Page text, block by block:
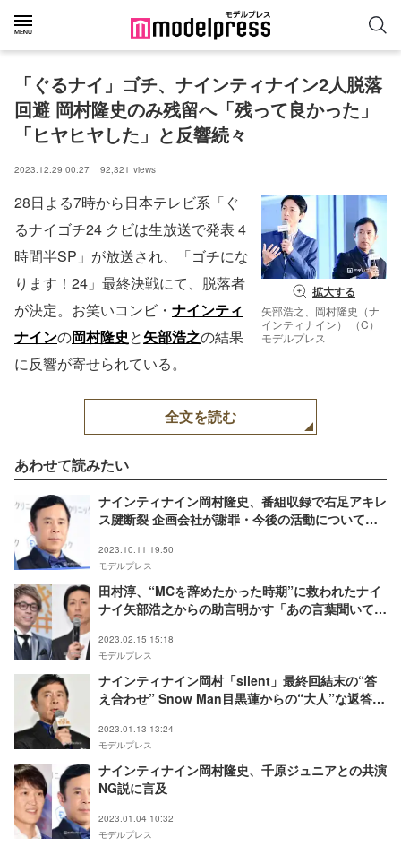
「ぐるナイ」ゴチ、ナインティナイン2人脱落
回避 岡村隆史のみ残留へ「残って良かった」
「ヒヤヒヤした」と反響続々
2023.12.29 00:27 92,321 views
拡大する
矢部浩之、岡村隆史（ナ
インティナイン） （C）
モデルプレス
28日よる7時から日本テレビ系「ぐ
るナイゴチ24 クビは生放送で発表 4
時間半SP」が放送され、「ゴチにな
ります！24」最終決戦にて、脱落者
が決定。お笑いコンビ・ ナインティ
ナインの岡村隆史と矢部浩之の結果
に反響が寄せられている。
全文を読む
あわせて読みたい
ナインティナイン岡村隆史、番組収録で右足アキレ
ス腱断裂 企画会社が謝罪・今後の活動について説
2023.10.11 19:50
モデルプレス
田村淳、“MCを辞めたかった時期”に救われたナイ
ナイ矢部浩之からの助言明かす「あの言葉聞いてな
2023.02.15 15:18
モデルプレス
ナインティナイン岡村「silent」最終回結末の“答
え合わせ” Snow Man目黒蓮からの“大人”な返答明
2023.01.13 13:24
モデルプレス
ナインティナイン岡村隆史、千原ジュニアとの共演
NG説に言及
2023.01.04 10:32
モデルプレス